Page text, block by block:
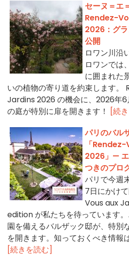
セーヌ＝エ
Rendez-
2026：グ
公開
ロワン川沿
ロワンでは
に囲まれた
いの植物の寄り道を約束します
Jardins 2026 の機会に、2026年
の庭が特別に扉を開きます！
[続
パリのバル
「
2026」— エ
つきのプロ
パリで今週
7日にかけ
Vous aux
edition が私たちを待っています
園を備えるバルザック邸が、特別
を開きます。知っておくべき情報
[続きを読む]